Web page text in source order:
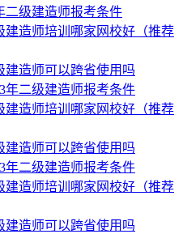
二级建造师报考条件
建造师培训哪家网校好（推荐
建造师可以跨省使用吗
年二级建造师报考条件
建造师培训哪家网校好（推荐
建造师可以跨省使用吗
年二级建造师报考条件
建造师培训哪家网校好（推荐
建造师可以跨省使用吗